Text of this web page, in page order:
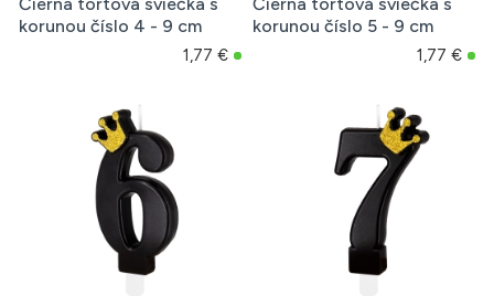
korunou číslo 4 - 9 cm
1,77 €
korunou číslo 5 - 9 cm
1,77 €